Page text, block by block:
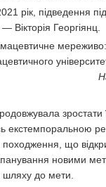
рік, підведення
Вікторія Георгіянц.
зростати
екстемпоральною
що
новими
шляху до мети.